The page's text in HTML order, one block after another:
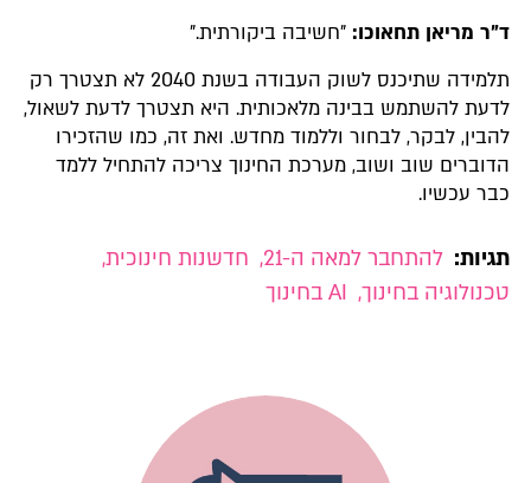
ד"ר מריאן תחאוכו: "חשיבה ביקורתית."
תלמידה שתיכנס לשוק העבודה בשנת 2040 לא תצטרך רק
לדעת להשתמש בבינה מלאכותית. היא תצטרך לדעת לשאול,
להבין, לבקר, לבחור וללמוד מחדש. ואת זה, כמו שהזכירו
הדוברים שוב ושוב, מערכת החינוך צריכה להתחיל ללמד
כבר עכשיו.
תגיות: להתחבר למאה ה-21 , חדשנות חינוכית,
טכנולוגיה בחינוך, AI בחינוך